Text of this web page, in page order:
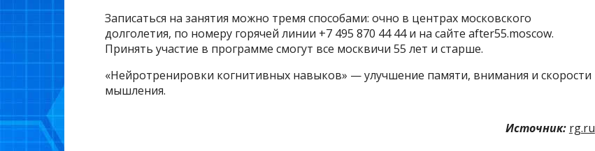
Записаться на занятия можно тремя способами: очно в центрах московского
долголетия, по номеру горячей линии +7 495 870 44 44 и на сайте after55.moscow.
Принять участие в программе смогут все москвичи 55 лет и старше.
«Нейротренировки когнитивных навыков» — улучшение памяти, внимания и скорости
мышления.
Источник: rg.ru